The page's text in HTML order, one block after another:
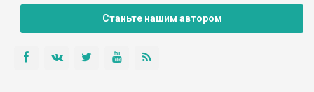
Станьте нашим автором